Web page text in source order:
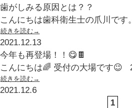
歯がしみる原因とは？？
こんにちは歯科衛生士の爪川で
続きを読む→
2021.12.13
今年も再登場！！😋🍫
こんにちは🌈 受付の大場です😉
続きを読む→
2021.12.6
1